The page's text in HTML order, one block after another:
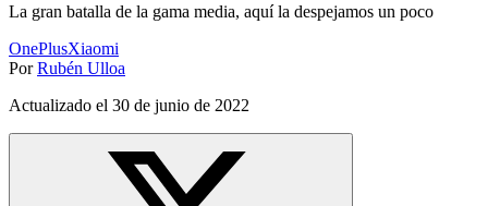
La gran batalla de la gama media, aquí la despejamos un poco
OnePlusXiaomi
Por Rubén Ulloa
Actualizado el 30 de junio de 2022